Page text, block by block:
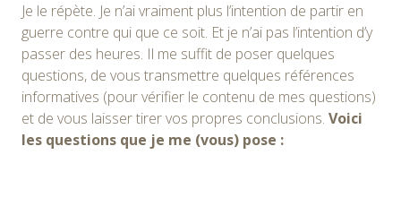
Je le répète. Je n’ai vraiment plus l’intention de partir en
guerre contre qui que ce soit. Et je n’ai pas l’intention d’y
passer des heures. Il me suffit de poser quelques
questions, de vous transmettre quelques références
informatives (pour vérifier le contenu de mes questions)
et de vous laisser tirer vos propres conclusions. Voici
les questions que je me (vous) pose :